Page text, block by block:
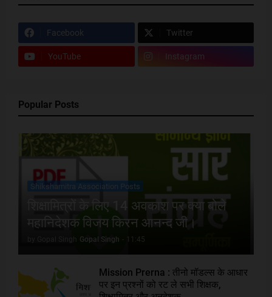
Facebook Twitter
YouTube Instagram
Popular Posts
Shikshamitra Association Posts
शिक्षामित्रों के लिए 14 अवकाश पर क्या बोले
महानिदेशक विजय किरन आनन्द जी।
by Gopal Singh Gopal Singh - 11:45
Mission Prerna : तीनो मॉडल्स के आधार
पर इन प्रश्नों को रट ले सभी शिक्षक,